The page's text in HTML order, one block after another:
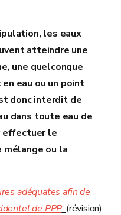
les eaux
atteindre une
une quelconque
eau ou un point
donc interdit de
dans toute eau de
effectuer le
ou la
adéquates afin de
de PPP. (révision)